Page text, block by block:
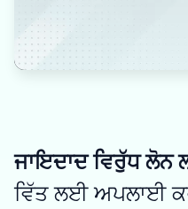
ਜਾਇਦਾਦ ਵਿਰੁੱਧ ਲੋਨ
ਵਿੱਤ ਲਈ ਅਪਲਾਈ